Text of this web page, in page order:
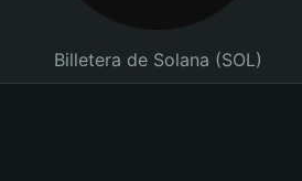
Billetera de Solana (SOL)